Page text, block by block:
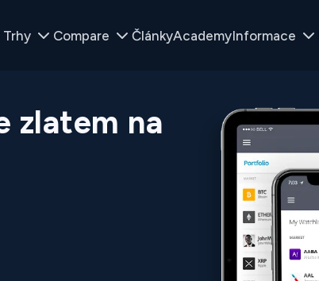
Trhy Compare ČlánkyAcademyInformace
zlatem na